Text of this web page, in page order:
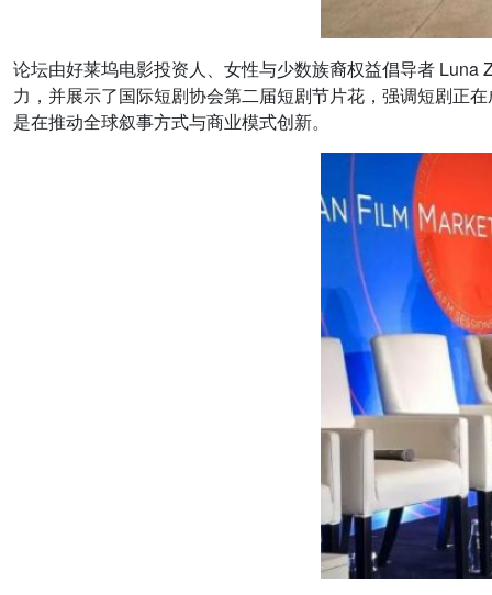
论坛由好莱坞电影投资人、女性与少数族裔权益倡导者
力，并展示了国际短剧协会第二届短剧节片花，强调短剧正
是在推动全球叙事方式与商业模式创新。